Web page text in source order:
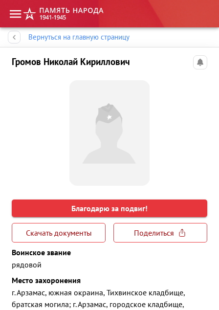
Вернуться на главную страницу
Громов Николай Кириллович
Благодарю за подвиг!
Скачать документы
Поделиться
Воинское звание
рядовой
Место захоронения
г. Арзамас, южная окраина, Тихвинское кладбище,
братская могила; г. Арзамас, городское кладбище,
Память народа